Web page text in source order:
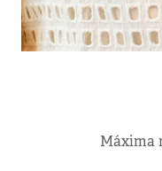
Máxima